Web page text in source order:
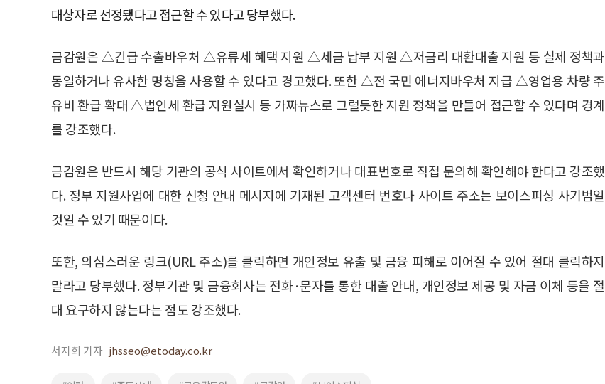
대상자로 선정됐다고 접근할 수 있다고 당부했다.
금감원은 △긴급 수출바우처 △유류세 혜택 지원 △세금 납부 지원 △저금리 대환대출 지원 등 실제 정책과
동일하거나 유사한 명칭을 사용할 수 있다고 경고했다. 또한 △전 국민 에너지바우처 지급 △영업용 차량 주
유비 환급 확대 △법인세 환급 지원실시 등 가짜뉴스로 그럴듯한 지원 정책을 만들어 접근할 수 있다며 경계
를 강조했다.
금감원은 반드시 해당 기관의 공식 사이트에서 확인하거나 대표번호로 직접 문의해 확인해야 한다고 강조했
다. 정부 지원사업에 대한 신청 안내 메시지에 기재된 고객센터 번호나 사이트 주소는 보이스피싱 사기범일
것일 수 있기 때문이다.
또한, 의심스러운 링크(URL 주소)를 클릭하면 개인정보 유출 및 금융 피해로 이어질 수 있어 절대 클릭하지
말라고 당부했다. 정부기관 및 금융회사는 전화·문자를 통한 대출 안내, 개인정보 제공 및 자금 이체 등을 절
대 요구하지 않는다는 점도 강조했다.
서지희 기자 jhsseo@etoday.co.kr